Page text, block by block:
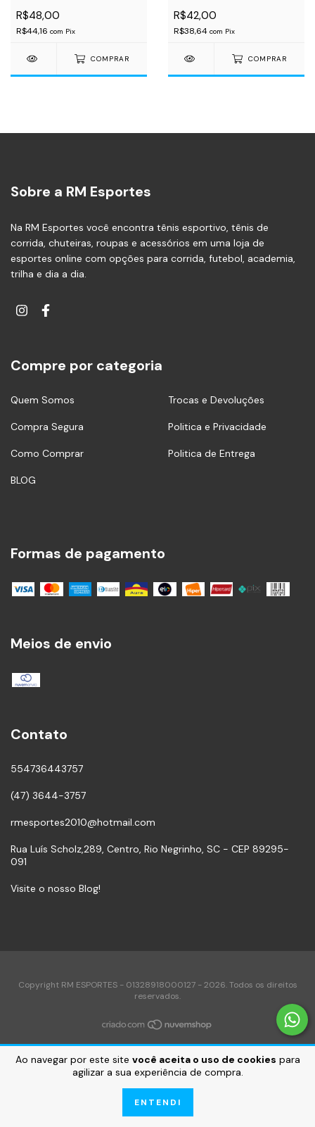
Ao navegar por este site você aceita o uso de cookies para
agilizar a sua experiência de compra.
ENTENDI
R$48,00
R$44,16 com Pix
COMPRAR
R$42,00
R$38,64 com Pix
COMPRAR
Sobre a RM Esportes
Na RM Esportes você encontra tênis esportivo, tênis de
corrida, chuteiras, roupas e acessórios em uma loja de
esportes online com opções para corrida, futebol, academia,
trilha e dia a dia.
Compre por categoria
Quem Somos Trocas e Devoluções
Compra Segura Politica e Privacidade
Como Comprar Politica de Entrega
BLOG
Formas de pagamento
Meios de envio
Contato
554736443757
(47) 3644-3757
rmesportes2010@hotmail.com
Rua Luís Scholz,289, Centro, Rio Negrinho, SC - CEP 89295-
091
Visite o nosso Blog!
Copyright RM ESPORTES - 01328918000127 - 2026. Todos os direitos
reservados.